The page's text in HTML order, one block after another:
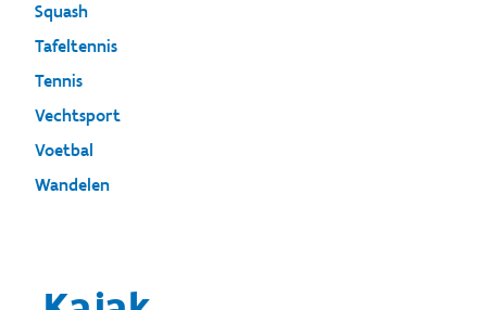
Squash
Tafeltennis
Tennis
Vechtsport
Voetbal
Wandelen